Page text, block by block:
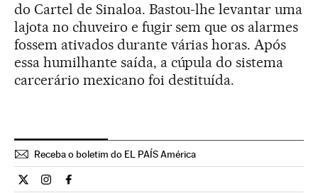
do Cartel de Sinaloa. Bastou-lhe levantar uma
lajota no chuveiro e fugir sem que os alarmes
fossem ativados durante várias horas. Após
essa humilhante saída, a cúpula do sistema
carcerário mexicano foi destituída.
Receba o boletim do EL PAÍS América
Internacional El País Brasil en Twitter
Internacional El País Brasil en Instagram
Internacional El País Brasil en Facebook